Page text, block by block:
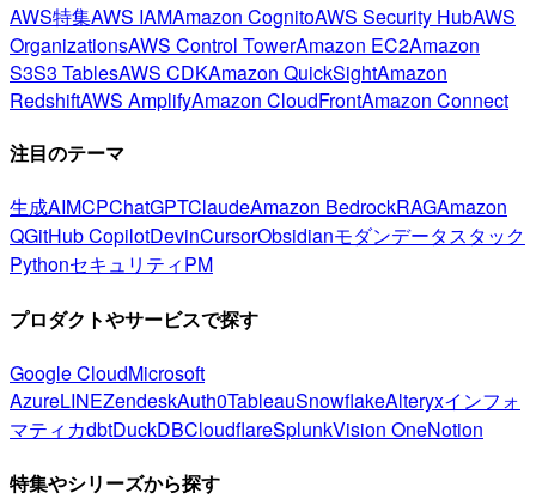
AWS特集AWS IAMAmazon CognitoAWS Security HubAWS
OrganizationsAWS Control TowerAmazon EC2Amazon
S3S3 TablesAWS CDKAmazon QuickSightAmazon
RedshiftAWS AmplifyAmazon CloudFrontAmazon Connect
注目のテーマ
生成AIMCPChatGPTClaudeAmazon BedrockRAGAmazon
QGitHub CopilotDevinCursorObsidianモダンデータスタック
PythonセキュリティPM
プロダクトやサービスで探す
Google CloudMicrosoft
AzureLINEZendeskAuth0TableauSnowflakeAlteryxインフォ
マティカdbtDuckDBCloudflareSplunkVision OneNotion
特集やシリーズから探す